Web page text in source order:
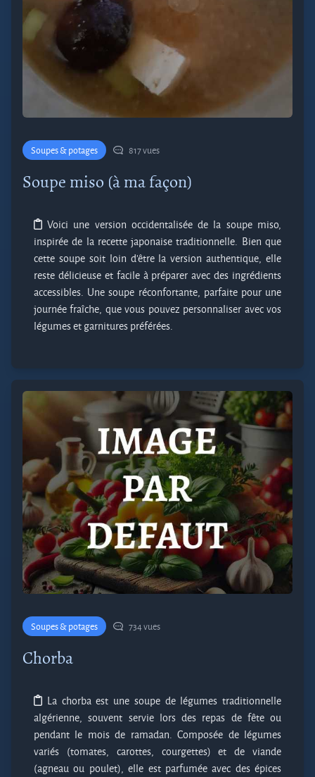
Soupes & potages 817 vues
Soupe miso (à ma façon)
Voici une version occidentalisée de la soupe miso,
inspirée de la recette japonaise traditionnelle. Bien que
cette soupe soit loin d’être la version authentique, elle
reste délicieuse et facile à préparer avec des ingrédients
accessibles. Une soupe réconfortante, parfaite pour une
journée fraîche, que vous pouvez personnaliser avec vos
légumes et garnitures préférées.
Soupes & potages 734 vues
Chorba
La chorba est une soupe de légumes traditionnelle
algérienne, souvent servie lors des repas de fête ou
pendant le mois de ramadan. Composée de légumes
variés (tomates, carottes, courgettes) et de viande
(agneau ou poulet), elle est parfumée avec des épices